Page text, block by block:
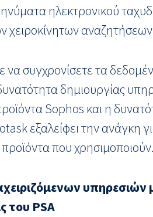
ηλεκτρονικού
χειροκίνητων
να συγχρονίσετε τα
δημιουργίας
Sophos και η
εξαλείφει την ανάγκη
που χρησιμοποιούν.
του PSA